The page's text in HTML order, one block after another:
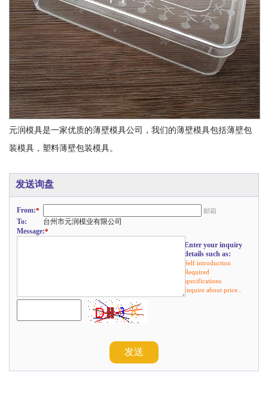
元润模具是一家优质的薄壁模具公司，我们的薄壁模具包括薄壁包
装模具，塑料薄壁包装模具。
发送询盘
From:* 邮箱
To:
台州市元润模业有限公司
Message:*
Enter your inquiry
details such as:
Self introduction
Required
specifications
Inquire about price..
发送